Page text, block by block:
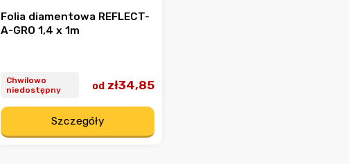
Folia diamentowa REFLECT-
A-GRO 1,4 x 1m
Chwilowo
niedostępny
od zł34,85
Szczegóły